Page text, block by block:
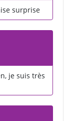
surprise
je suis très